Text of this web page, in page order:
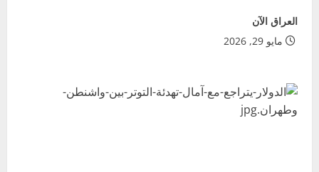
العراق الآن
مايو 29, 2026